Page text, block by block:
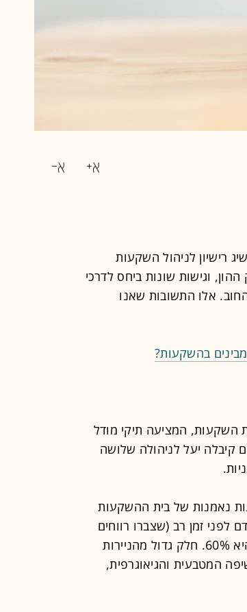
רישיון לניהול השקעות
וגישות שונות ביחס לדרכי
אלו התשובות שאנו
בהשקעות?
השקעות, המציעה תיקי מודל
קיבלה יעל לניהולה שלושה
נאמנות של בית ההשקעות
לפני זמן רב (שצברו רווחים
לצד הפסדים גבוהים) והחשיפה המנייתית הקיימת בו היא 60%. חלק גדול מהניירות
המטבעית והגיאוגרפית,